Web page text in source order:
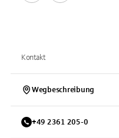
Kontakt
Wegbeschreibung
+49 2361 205-0